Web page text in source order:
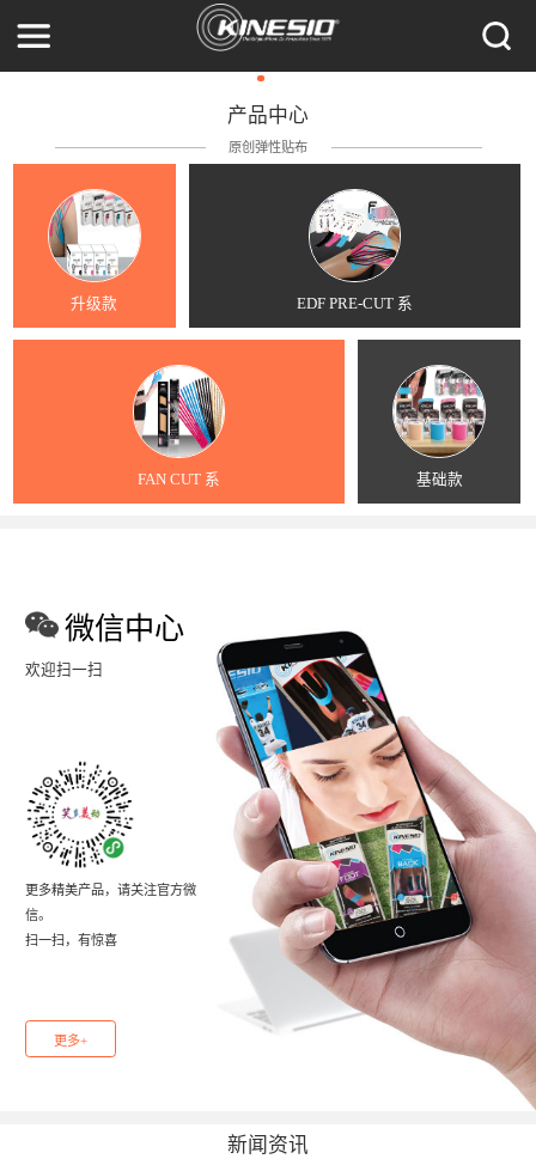
产品中心
原创弹性贴布
升级款 EDF PRE-CUT 系
FAN CUT 系 基础款
微信中心
欢迎扫一扫
更多精美产品，请关注官方微
信。
扫一扫，有惊喜
更多+
新闻资讯